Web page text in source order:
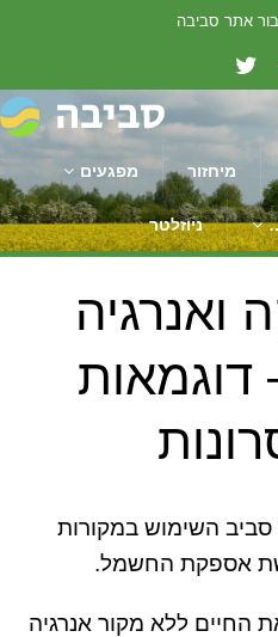
אתר סביבה
מיחזור מפגעים
ניוזלטר
ואנרגיה
סביב השימוש במקורות
רשת אספקת החשמל.
החיים ללא מקור אנרגיה